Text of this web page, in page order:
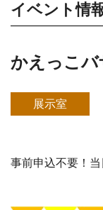
イベント情
かえっこバ
展示室
事前申込不要！